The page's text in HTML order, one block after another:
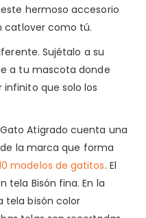
hermoso accesorio
catlover como tú.
Sujétalo a su
a tu mascota donde
que solo los
Atigrado cuenta una
la marca que forma
modelos de gatitos. El
tela Bisón fina. En la
tela bisón color